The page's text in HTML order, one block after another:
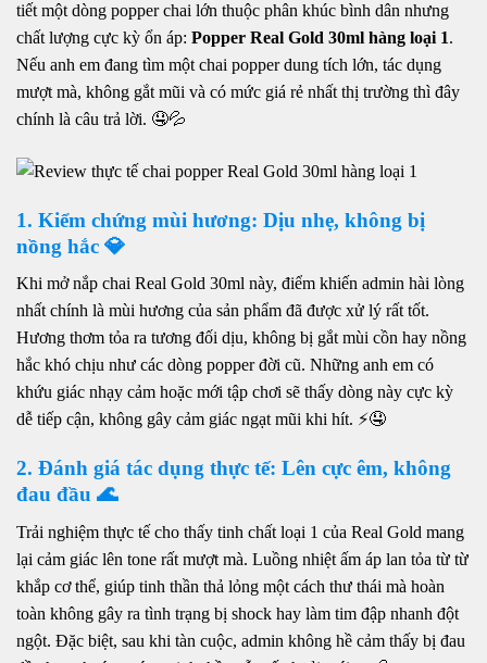
tiết một dòng popper chai lớn thuộc phân khúc bình dân nhưng
chất lượng cực kỳ ổn áp: Popper Real Gold 30ml hàng loại 1.
Nếu anh em đang tìm một chai popper dung tích lớn, tác dụng
mượt mà, không gắt mũi và có mức giá rẻ nhất thị trường thì đây
chính là câu trả lời. 🤤💦
1. Kiểm chứng mùi hương: Dịu nhẹ, không bị
nồng hắc 💎
Khi mở nắp chai Real Gold 30ml này, điểm khiến admin hài lòng
nhất chính là mùi hương của sản phẩm đã được xử lý rất tốt.
Hương thơm tỏa ra tương đối dịu, không bị gắt mùi cồn hay nồng
hắc khó chịu như các dòng popper đời cũ. Những anh em có
khứu giác nhạy cảm hoặc mới tập chơi sẽ thấy dòng này cực kỳ
dễ tiếp cận, không gây cảm giác ngạt mũi khi hít. ⚡🤤
2. Đánh giá tác dụng thực tế: Lên cực êm, không
đau đầu 🌊
Trải nghiệm thực tế cho thấy tinh chất loại 1 của Real Gold mang
lại cảm giác lên tone rất mượt mà. Luồng nhiệt ấm áp lan tỏa từ từ
khắp cơ thể, giúp tinh thần thả lỏng một cách thư thái mà hoàn
toàn không gây ra tình trạng bị shock hay làm tim đập nhanh đột
ngột. Đặc biệt, sau khi tàn cuộc, admin không hề cảm thấy bị đau